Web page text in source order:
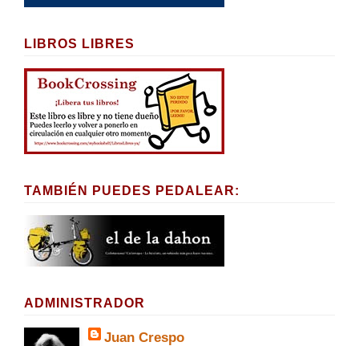
LIBROS LIBRES
TAMBIÉN PUEDES PEDALEAR:
ADMINISTRADOR
Juan Crespo